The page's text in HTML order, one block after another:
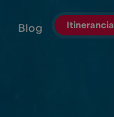
Blog Itinerancia